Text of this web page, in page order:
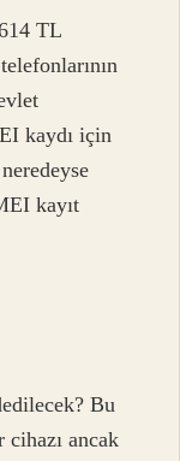
TL
kaydı için
kayıt
Bu
ancak